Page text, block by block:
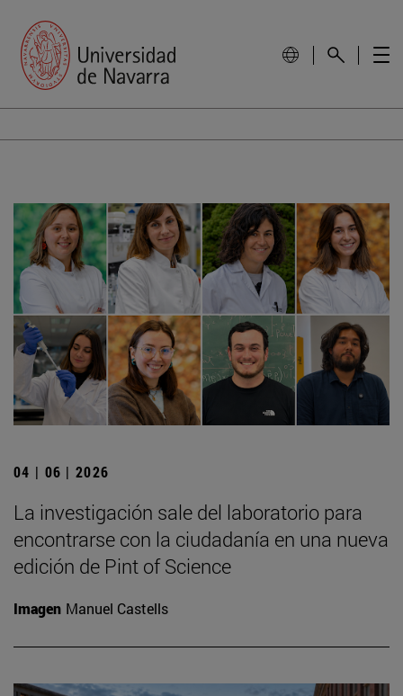
04 | 06 | 2026
La investigación sale del laboratorio para
encontrarse con la ciudadanía en una nueva
edición de Pint of Science
Imagen Manuel Castells